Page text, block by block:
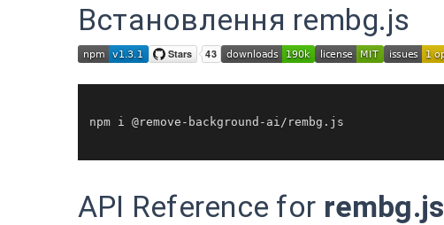
Встановлення rembg.js
npm i @remove-background-ai/rembg. js
API Reference for rembg.js